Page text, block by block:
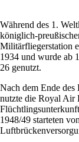
Während des 1.
königlich-
Militärfliegerstation
1934 und wurde ab
26 genutzt.
Nach dem Ende
nutzte die Royal Air
1948/49 starteten